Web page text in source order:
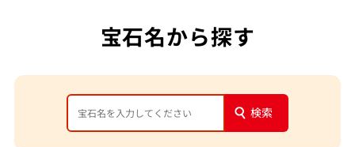
宝石名から探す
検索